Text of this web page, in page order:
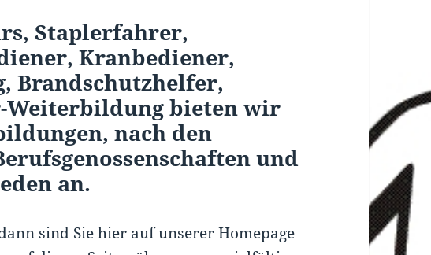
Staplerfahrer,
Kranbediener,
Brandschutzhelfer,
bieten wir
nach den
und
an.
sind Sie hier auf unserer Homepage